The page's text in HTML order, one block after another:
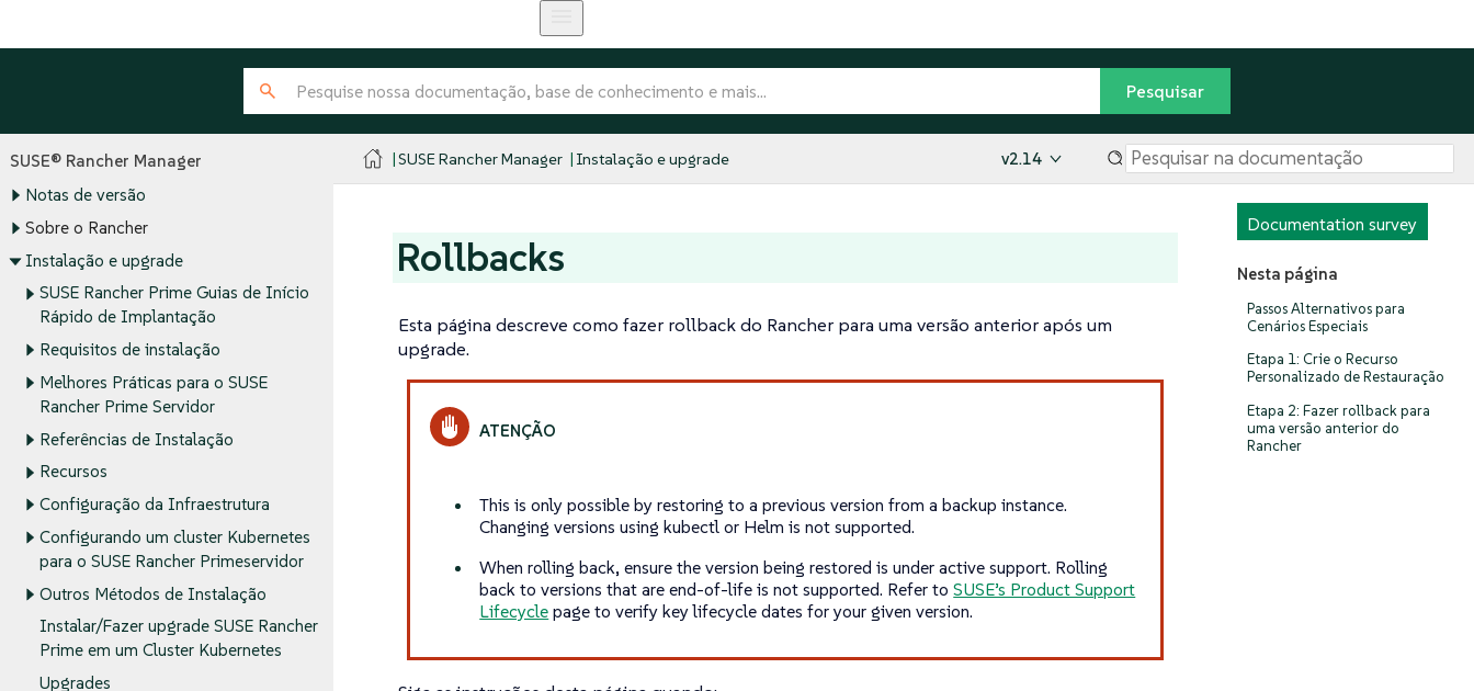
SUSE® Rancher Manager
Notas de versão
Sobre o Rancher
Instalação e upgrade
SUSE Rancher Prime Guias de Início
Rápido de Implantação
Requisitos de instalação
Melhores Práticas para o SUSE
Rancher Prime Servidor
Referências de Instalação
Recursos
Configuração da Infraestrutura
Configurando um cluster Kubernetes
para o SUSE Rancher Primeservidor
Outros Métodos de Instalação
Instalar/Fazer upgrade SUSE Rancher
Prime em um Cluster Kubernetes
Upgrades
SUSE Rancher Manager Instalação e upgrade v2.14
Documentation survey
Nesta página
Passos Alternativos para
Cenários Especiais
Etapa 1: Crie o Recurso
Personalizado de Restauração
Etapa 2: Fazer rollback para
uma versão anterior do
Rancher
Rollbacks
Esta página descreve como fazer rollback do Rancher para uma versão anterior após um
upgrade.
This is only possible by restoring to a previous version from a backup instance.
Changing versions using kubectl or Helm is not supported.
When rolling back, ensure the version being restored is under active support. Rolling
back to versions that are end-of-life is not supported. Refer toSUSE’s Product Support
Lifecycle page to verify key lifecycle dates for your given version.